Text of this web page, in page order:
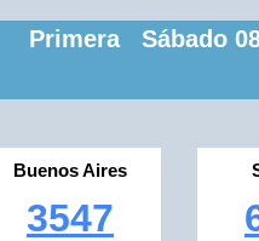
Primera Sábado
Buenos Aires
3547